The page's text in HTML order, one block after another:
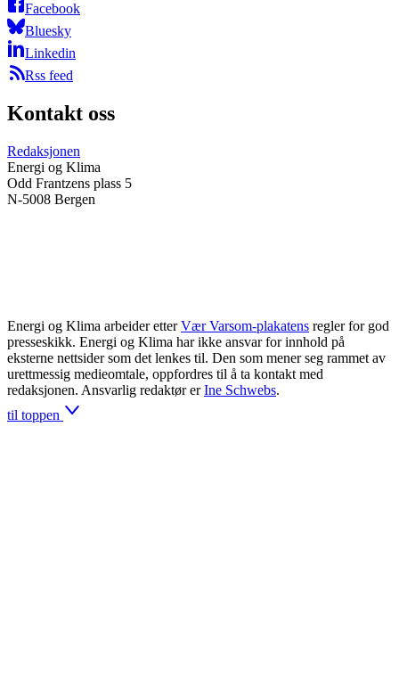
Facebook
Bluesky
Linkedin
Rss feed
Kontakt oss
Redaksjonen
Energi og Klima
Odd Frantzens plass 5
N-5008 Bergen
Energi og Klima arbeider etter Vær Varsom-plakatens regler for god
presseskikk. Energi og Klima har ikke ansvar for innhold på
eksterne nettsider som det lenkes til. Den som mener seg rammet av
urettmessig medieomtale, oppfordres til å ta kontakt med
redaksjonen. Ansvarlig redaktør er Ine Schwebs.
til toppen